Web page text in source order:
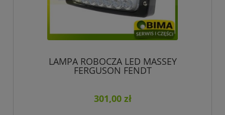
LAMPA ROBOCZA LED MASSEY
FERGUSON FENDT
301,00 zł